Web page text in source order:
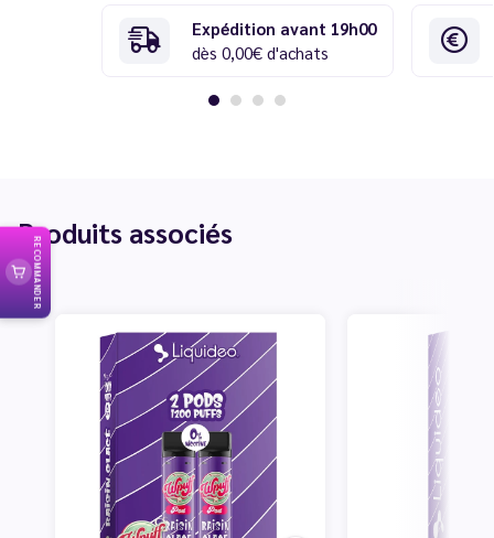
Expédition avant 19h00
dès 0,00€ d'achats
Produits associés
RECOMMANDER